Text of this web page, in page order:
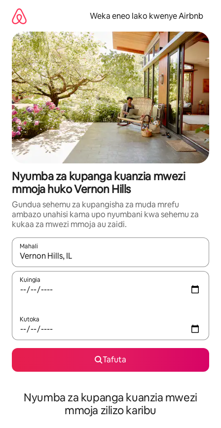
kwenda
kwenye
maudhui
Weka eneo lako kwenye Airbnb
Nyumba za kupanga kuanzia mwezi
mmoja huko Vernon Hills
Gundua sehemu za kupangisha za muda mrefu
ambazo unahisi kama upo nyumbani kwa sehemu za
kukaa za mwezi mmoja au zaidi.
Mahali
Wakati matokeo yanapatikana, vinjari kwa kutumia vitufe vya
Kuingia
Kutoka
Tafuta
Nyumba za kupanga kuanzia mwezi
mmoja zilizo karibu